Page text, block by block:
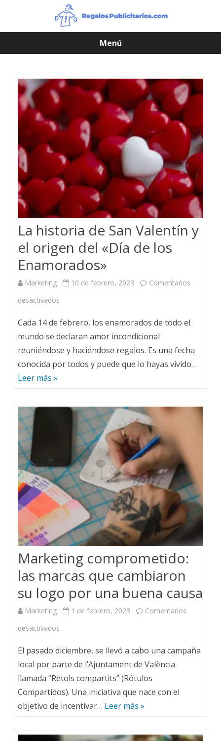
Menú
​​La historia de San Valentín y
el origen del «Día de los
Enamorados»
Marketing 10 de febrero, 2023
Comentarios
desactivados
Cada 14 de febrero, los enamorados de todo el
mundo se declaran amor incondicional
reuniéndose y haciéndose regalos. Es una fecha
conocida por todos y puede que lo hayas vivido…
Leer más »
Marketing comprometido:
las marcas que cambiaron
su logo por una buena causa
Marketing 1 de febrero, 2023
Comentarios
desactivados
El pasado diciembre, se llevó a cabo una campaña
local por parte de l’Ajuntament de València
llamada “Rètols compartits” (Rótulos
Compartidos). Una iniciativa que nace con el
objetivo de incentivar… Leer más »